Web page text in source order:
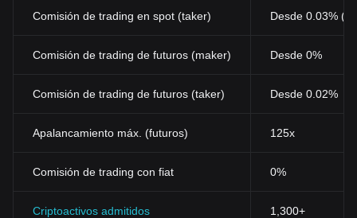
Comisión de trading en spot (taker) Desde 0.03%
Comisión de trading de futuros (maker) Desde 0%
Comisión de trading de futuros (taker) Desde 0.02%
Apalancamiento máx. (futuros) 125x
Comisión de trading con fiat 0%
Criptoactivos admitidos 1,300+